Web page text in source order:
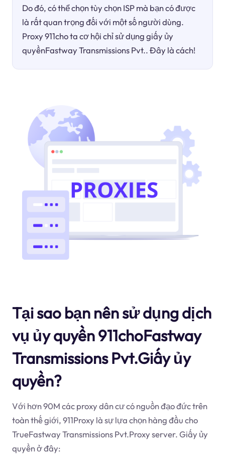
Do đó, có thể chọn tùy chọn ISP mà bạn có được
là rất quan trọng đối với một số người dùng.
Proxy 911cho ta cơ hội chỉ sử dụng giấy ủy
quyềnFastway Transmissions Pvt.. Đây là cách!
Tại sao bạn nên sử dụng dịch
vụ ủy quyền 911choFastway
Transmissions Pvt.Giấy ủy
quyền?
Với hơn 90M các proxy dân cư có nguồn đạo đức trên
toàn thế giới, 911Proxy là sự lựa chọn hàng đầu cho
TrueFastway Transmissions Pvt.Proxy server. Giấy ủy
quyền ở đây: